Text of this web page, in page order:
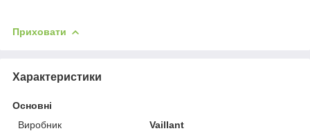
Приховати
Характеристики
Основні
Виробник
Vaillant